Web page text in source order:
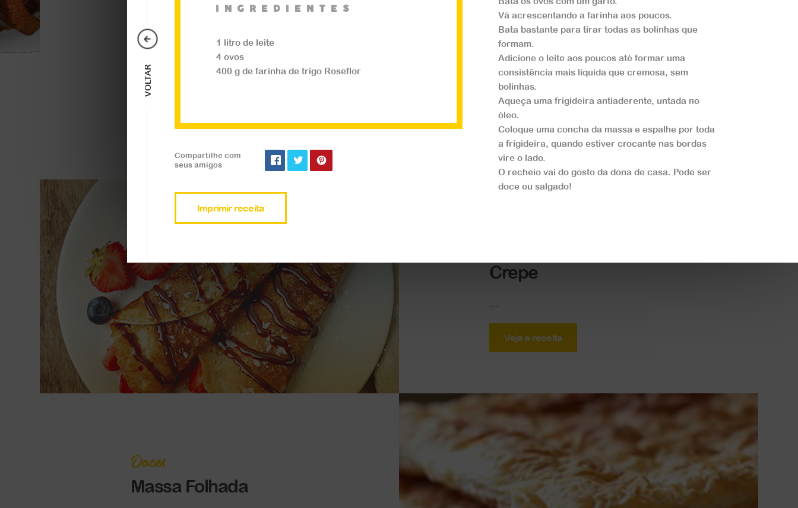
Doces
Rocambole Recheado
Irresístivel não experimentar! ...
Veja a receita
Crepe
...
Veja a receita
Doces
Massa Folhada
VOLTAR
ingredientes
1 litro de leite
4 ovos
400 g de farinha de trigo Roseflor
Compartilhe com
seus amigos
Imprimir receita
Vá acrescentando a farinha aos poucos.
Bata bastante para tirar todas as bolinhas que
formam.
Adicione o leite aos poucos até formar uma
consistência mais líquida que cremosa, sem
bolinhas.
Aqueça uma frigideira antiaderente, untada no
óleo.
Coloque uma concha da massa e espalhe por toda
a frigideira, quando estiver crocante nas bordas
vire o lado.
O recheio vai do gosto da dona de casa. Pode ser
doce ou salgado!